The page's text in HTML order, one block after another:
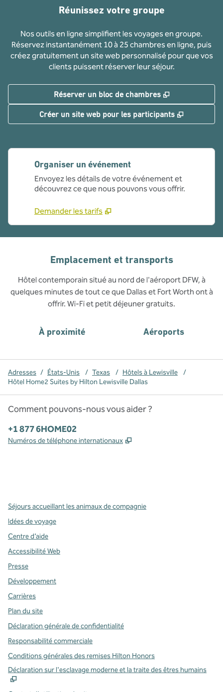
Réunissez votre groupe
Nos outils en ligne simplifient les voyages en groupe.
Réservez instantanément 10 à 25 chambres en ligne, puis
créez gratuitement un site web personnalisé pour que vos
clients puissent réserver leur séjour.
Réserver un bloc de chambres ,
Créer un site web pour les participants ,
Organiser un événement
Envoyez les détails de votre événement et
découvrez ce que nous pouvons vous offrir.
Demander les tarifs
Emplacement et transports
Hôtel contemporain situé au nord de l'aéroport DFW, à
quelques minutes de tout ce que Dallas et Fort Worth ont à
offrir. Wi-Fi et petit déjeuner gratuits.
À proximité Aéroports
Adresses / États-Unis / Texas / Hôtels à Lewisville
/
Hôtel Home2 Suites by Hilton Lewisville Dallas
Comment pouvons-nous vous aider ?
Téléphone :
+1 877 6HOME02
Numéros de téléphone internationaux ,
Séjours accueillant les animaux de compagnie
Idées de voyage
Centre d’aide
Accessibilité Web
Presse
Développement
Carrières
Plan du site
Déclaration générale de confidentialité
Responsabilité commerciale
Conditions générales des remises Hilton Honors
Déclaration sur l'esclavage moderne et la traite des êtres humains